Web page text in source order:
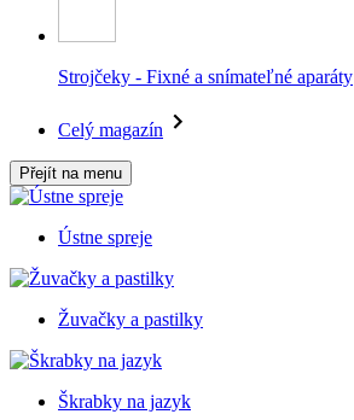
Strojčeky - Fixné a snímateľné aparáty
Celý magazín
Přejít na menu
Ústne spreje
Žuvačky a pastilky
Škrabky na jazyk